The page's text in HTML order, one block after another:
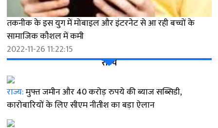
तकनीक के इस युग में मोबाइल और इंटरनेट से आ रही बच्चों के
सामाजिक कौशल में कमी
2022-11-26 11:22:15
राज्य
राज्य:मुफ्त जमीन और 40 करोड़ रुपये की ब्याज सब्सिडी,
कारोबारियों के लिए सीएम नीतीश का बड़ा ऐलान